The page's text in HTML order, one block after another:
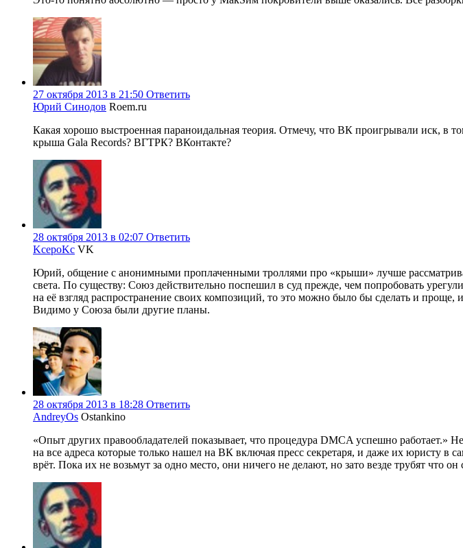
27 октября 2013 в 21:50 Ответить
Юрий Синодов Roem.ru
Какая хорошо выстроенная параноидальная теория. Отмечу, что ВК проигрывали
крыша Gala Records? ВГТРК? ВКонтакте?
28 октября 2013 в 02:07 Ответить
KcepoKc VK
Юрий, общение с анонимными проплаченными троллями про «крыши» лучше
света. По существу: Союз действительно поспешил в суд прежде, чем попробовать
на её взгляд распространение своих композиций, то это можно было бы сделать и
Видимо у Союза были другие планы.
28 октября 2013 в 18:28 Ответить
AndreyOs Ostankino
«Опыт других правообладателей показывает, что процедура DMCA успешно работает.»
на все адреса которые только нашел на ВК включая пресс секретаря, и даже их юристу
врёт. Пока их не возьмут за одно место, они ничего не делают, но зато везде трубят что